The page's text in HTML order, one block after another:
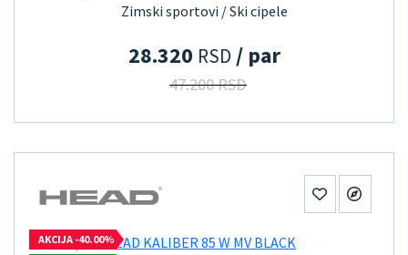
Zimski sportovi / Ski cipele
28.320 RSD / par
47.200 RSD
AKCIJA -40.00%